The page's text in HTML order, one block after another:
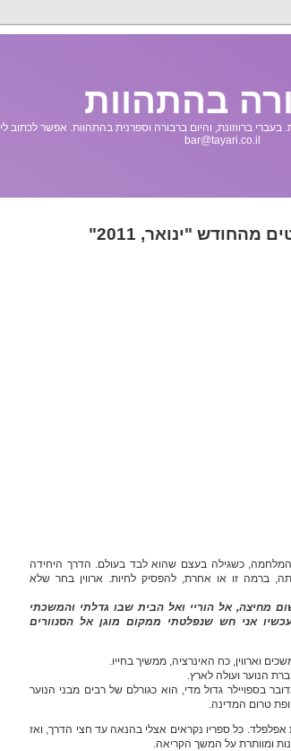
בהתהוות
ברווזונת, והיום ברבורה וספרנית בהתהוות. אפשר לכתוב לי
bar@tayari.co.il
מהחודש "ינואר, 2011"
בן 16 כשנגמרה המלחמה, כשגילה בעצם שהוא לבד בעולם. הדרך היחידה
ברמה זו או אחרת, להפסיק לחיות. ארווין בחר שלא
מחיצה, אל הוריי ואל הבית שבו גדלתי והמשכתי
אני חש שנפלטתי ממקום מוגן אל הסנוורים
וארווין, כח האינרציה, ממשיך בחייו.
הנוער ועולה לארץ.
בספויילר גדול מדי, הוא כגורלם של רבים מבני הנוער
טרום המדינה.
אפלפלד. כל ספריו נקראים אצלי בהנאה עד חצי הדרך, ואז
ומוותרת על המשך הקריאה.